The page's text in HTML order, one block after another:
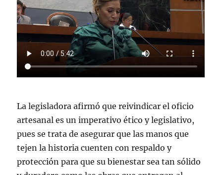
La legisladora afirmó que reivindicar el oficio
artesanal es un imperativo ético y legislativo,
pues se trata de asegurar que las manos que
tejen la historia cuenten con respaldo y
protección para que su bienestar sea tan sólido